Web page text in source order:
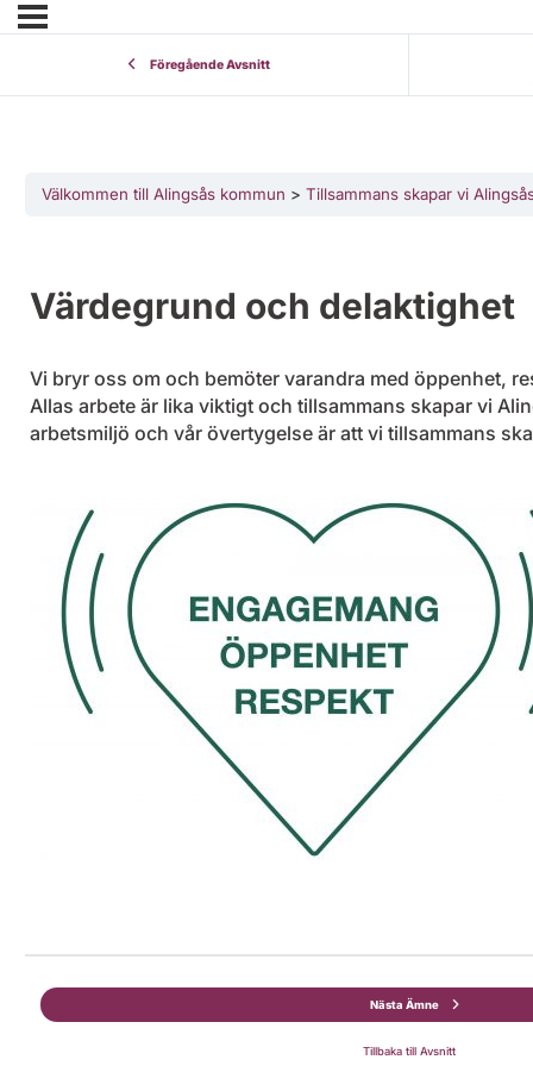
Föregående Avsnitt
Välkommen till Alingsås kommun Tillsammans skapar vi
Värdegrund och delaktighet
Vi bryr oss om och bemöter varandra med öppenhet,
Allas arbete är lika viktigt och tillsammans skapar vi
arbetsmiljö och vår övertygelse är att vi tillsammans
Tillbaka till Avsnitt
Nästa Ämne